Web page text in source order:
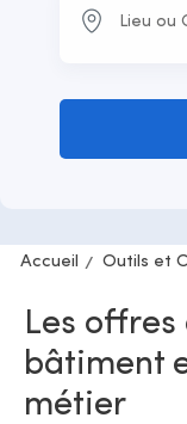
Accueil Outils et
Les offres
bâtiment
métier